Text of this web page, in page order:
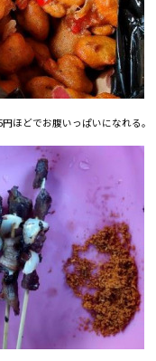
ほどでお腹いっぱいになれる。